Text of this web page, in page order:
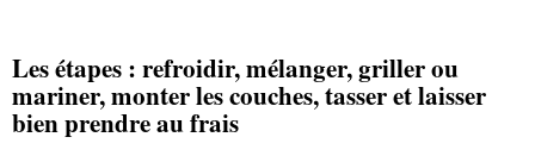
Les étapes : refroidir, mélanger, griller ou
mariner, monter les couches, tasser et laisser
bien prendre au frais